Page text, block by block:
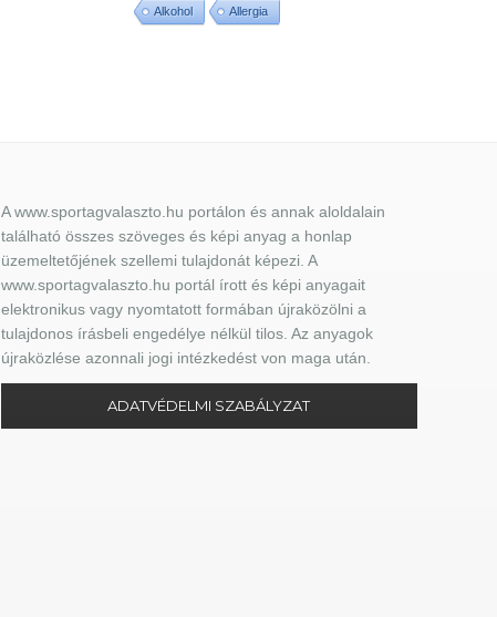
Alkohol Allergia
A www.sportagvalaszto.hu portálon és annak aloldalain
található összes szöveges és képi anyag a honlap
üzemeltetőjének szellemi tulajdonát képezi. A
www.sportagvalaszto.hu portál írott és képi anyagait
elektronikus vagy nyomtatott formában újraközölni a
tulajdonos írásbeli engedélye nélkül tilos. Az anyagok
újraközlése azonnali jogi intézkedést von maga után.
ADATVÉDELMI SZABÁLYZAT